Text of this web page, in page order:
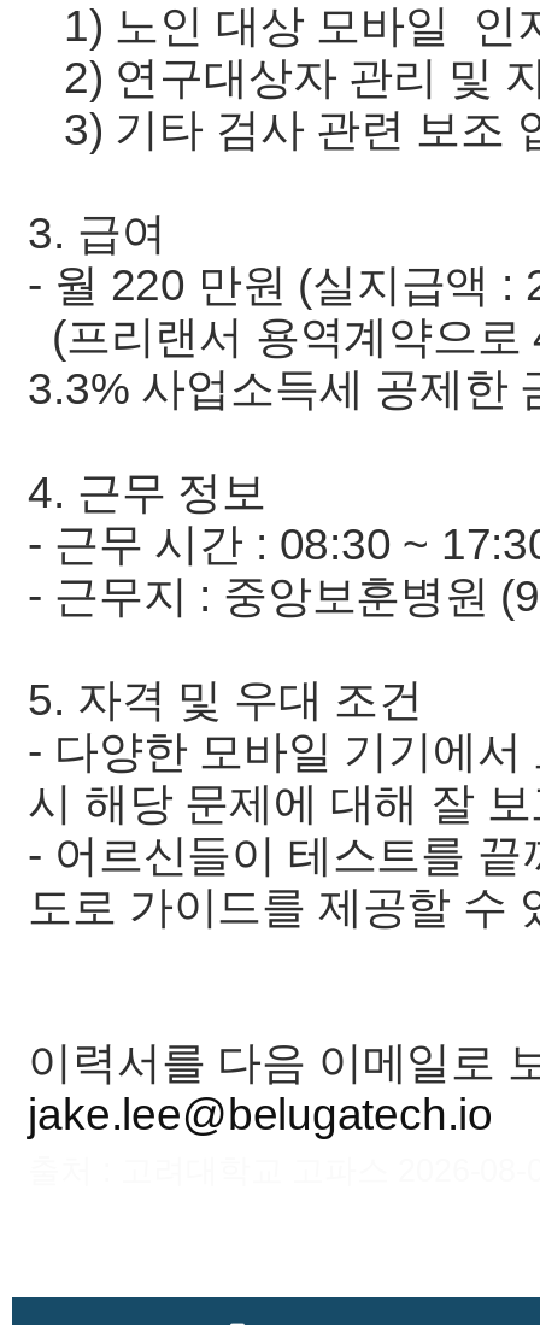
1) 노인 대상 모바일 인
2) 연구대상자 관리 및
3) 기타 검사 관련 보조
3. 급여
- 월 220 만원 (실지급액 :
(프리랜서 용역계약으
3.3% 사업소득세 공제한
4. 근무 정보
- 근무 시간 : 08:30 ~
- 근무지 : 중앙보훈병원
5. 자격 및 우대 조건
- 다양한 모바일 기기에
시 해당 문제에 대해 잘
- 어르신들이 테스트를
도로 가이드를 제공할 수
이력서를 다음 이메일로
jake.lee@belugatech.io